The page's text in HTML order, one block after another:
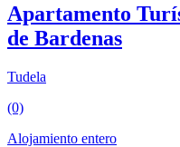
Apartamento
de Bardenas
Tudela
(0)
Alojamiento entero